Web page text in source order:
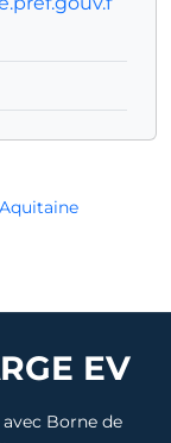
EV
Borne de